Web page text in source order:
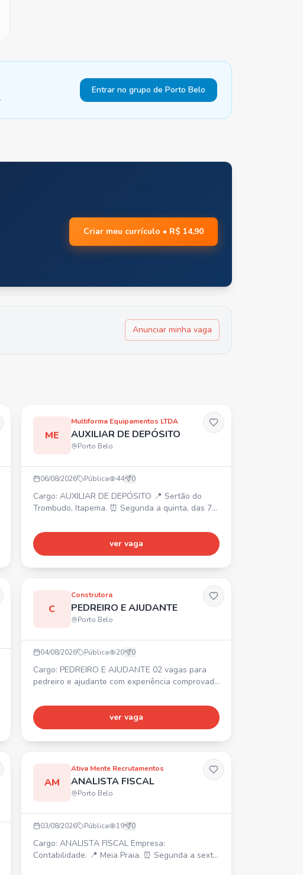
Entrar no grupo de Porto Belo
Criar meu currículo • R$ 14,90
Anunciar minha vaga
ME
Multiforma Equipamentos LTDA
AUXILIAR DE DEPÓSITO
Porto Belo
06/08/2026 Pública 44 0
Cargo: AUXILIAR DE DEPÓSITO 📍 Sertão do
Trombudo, Itapema. ⏰ Segunda a quinta, das 7h
Salário R$ 2.500 + R$ 520 de alimentação. 🎁
Plano Odontológico. Requisitos: Vaga masculina,
sem experiência. Contratação CLT.
ver vaga
C
Construtora
PEDREIRO E AJUDANTE
Porto Belo
04/08/2026 Pública 20 0
Cargo: PEDREIRO E AJUDANTE 02 vagas para
pedreiro e ajudante com experiência comprovada
pavimento. Contratação imediata com carteira
assinada. Interessados, entrar em contato via
WhatsApp.
ver vaga
AM
Ativa Mente Recrutamentos
ANALISTA FISCAL
Porto Belo
03/08/2026 Pública 19 0
Cargo: ANALISTA FISCAL Empresa:
Contabilidade. 📍 Meia Praia. ⏰ Segunda a sexta,